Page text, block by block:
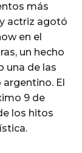
más
actriz agotó
en el
un hecho
una de las
El
9 de
los hitos